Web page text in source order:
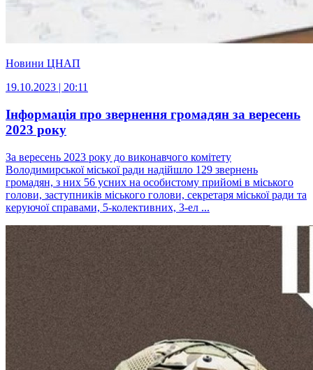
Новини ЦНАП
19.10.2023 | 20:11
Інформація про звернення громадян за вересень
2023 року
За вересень 2023 року до виконавчого комітету
Володимирської міської ради надійшло 129 звернень
громадян, з них 56 усних на особистому прийомі в міського
голови, заступників міського голови, секретаря міської ради та
керуючої справами, 5-колективних, 3-ел ...